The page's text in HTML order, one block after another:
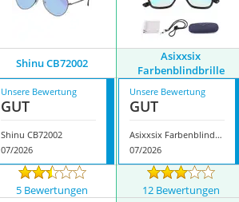
Shinu CB72002
Asixxsix
Farbenblindbrille
Unsere Bewertung
GUT
Shinu CB72002
07/2026
Unsere Bewertung
GUT
Asixxsix Farbenblindbrille
07/2026
5 Bewertungen 12 Bewertungen